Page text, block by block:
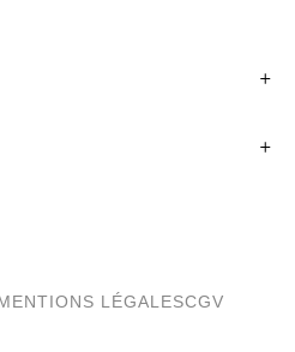
LÉGALESCGV